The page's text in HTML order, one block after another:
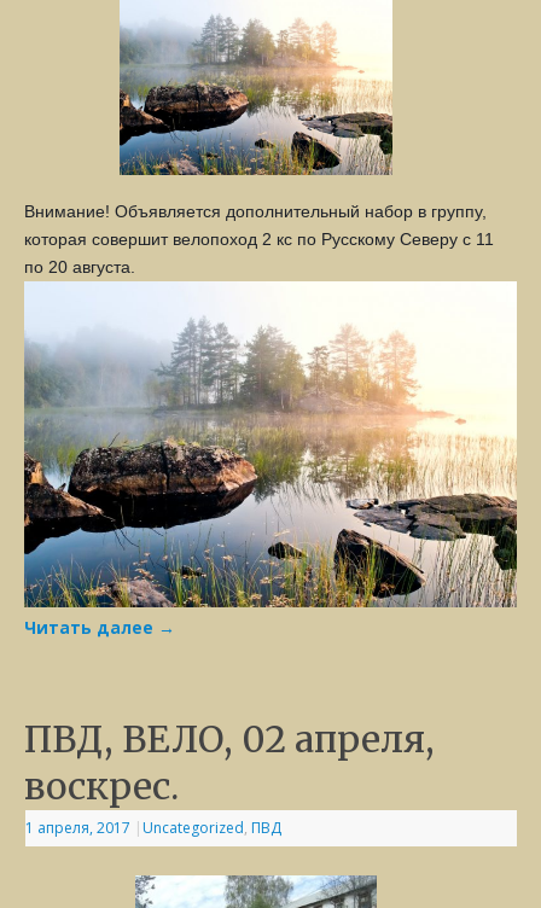
Внимание! Объявляется дополнительный набор в группу,
которая совершит велопоход 2 кс по Русскому Северу с 11
по 20 августа.
Читать далее →
ПВД, ВЕЛО, 02 апреля,
воскрес.
1 апреля, 2017 | Uncategorized, ПВД